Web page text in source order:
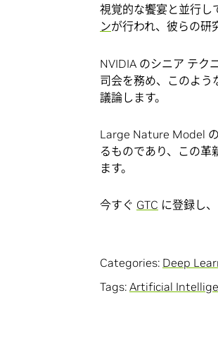
視覚的な饗宴と並行
ンが行われ、彼らの研
NVIDIA のシニア テク
司会を務め、このよう
議論します。
Large Nature Model
るものであり、この革
ます。
今すぐ GTC に登録し
Categories: Deep
Tags: Artificial